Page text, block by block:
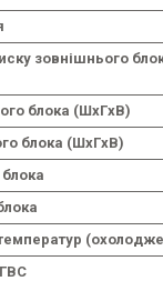
зовнішнього
блока (ШxГxВ)
блока (ШxГxВ)